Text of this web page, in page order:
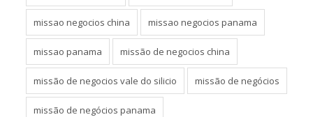
missao negocios china missao negocios panama
missao panama missão de negocios china
missão de negocios vale do silicio missão de negócios
missão de negócios panama